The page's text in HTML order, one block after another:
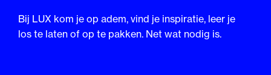
Bij LUX kom je op adem, vind je inspiratie, leer je
los te laten of op te pakken. Net wat nodig is.